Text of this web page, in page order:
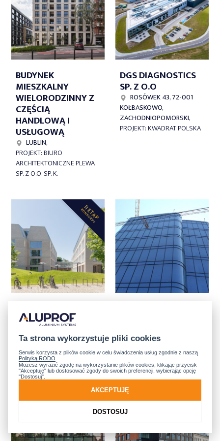
BUDYNEK
MIESZKALNY
WIELORODZINNY Z
CZĘŚCIĄ
HANDLOWĄ I
USŁUGOWĄ
LUBLIN,
PROJEKT: BIURO
ARCHITEKTONICZNE PLEWA
SP. Z O.O. SP. K.
DGS DIAGNOSTICS
SP. Z O.O
ROSÓWEK 43, 72-001
KOŁBASKOWO,
ZACHODNIOPOMORSKI,
PROJEKT: KWADRAT POLSKA
II ETAP
KONKURSU
ETAP 2
PROJEKT: JEMS ARCHITEKCI
PROJEKT: YUNAKOV
ARCHITECTURE & CONSTR.
II ETAP
KONKURSU
Ta strona wykorzystuje pliki cookies
Serwis korzysta z plików cookie w celu świadczenia usług zgodnie z naszą
Polityką RODO
Możesz wyrazić zgodę na wykorzystanie plików cookies, klikając przycisk
"Akceptuję" lub dostosować zgody do swoich preferencji, wybierając opcję
"Dostosuj".
AKCEPTUJĘ
DOSTOSUJ